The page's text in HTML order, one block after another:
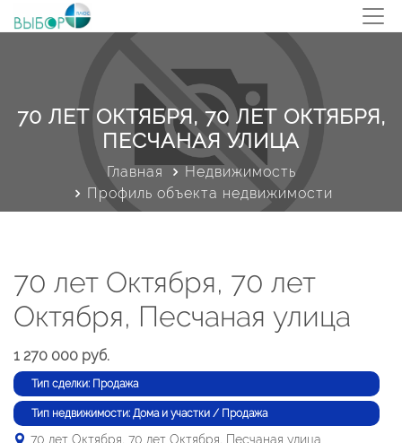
70 ЛЕТ ОКТЯБРЯ, 70 ЛЕТ ОКТЯБРЯ,
ПЕСЧАНАЯ УЛИЦА
Главная
Недвижимость
Профиль объекта недвижимости
70 лет Октября, 70 лет
Октября, Песчаная улица
1 270 000 руб.
Тип сделки: Продажа
Тип недвижимости: Дома и участки / Продажа
70 лет Октября, 70 лет Октября, Песчаная улица